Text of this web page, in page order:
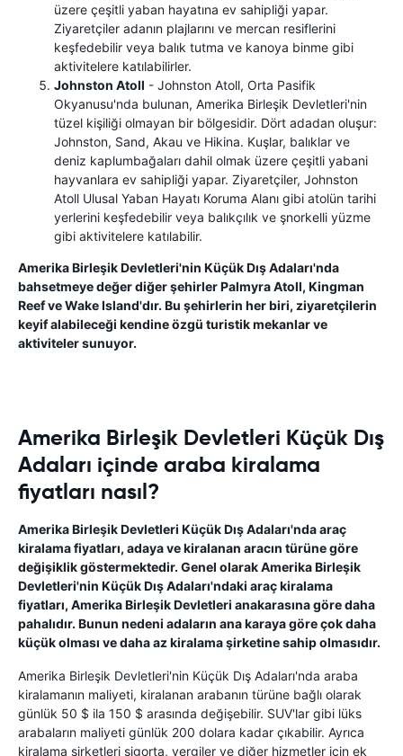
üzere çeşitli yaban hayatına ev sahipliği yapar.
Ziyaretçiler adanın plajlarını ve mercan resiflerini
keşfedebilir veya balık tutma ve kanoya binme gibi
aktivitelere katılabilirler.
Johnston Atoll - Johnston Atoll, Orta Pasifik
Okyanusu'nda bulunan, Amerika Birleşik Devletleri'nin
tüzel kişiliği olmayan bir bölgesidir. Dört adadan oluşur:
Johnston, Sand, Akau ve Hikina. Kuşlar, balıklar ve
deniz kaplumbağaları dahil olmak üzere çeşitli yabani
hayvanlara ev sahipliği yapar. Ziyaretçiler, Johnston
Atoll Ulusal Yaban Hayatı Koruma Alanı gibi atolün tarihi
yerlerini keşfedebilir veya balıkçılık ve şnorkelli yüzme
gibi aktivitelere katılabilir.
Amerika Birleşik Devletleri'nin Küçük Dış Adaları'nda
bahsetmeye değer diğer şehirler Palmyra Atoll, Kingman
Reef ve Wake Island'dır. Bu şehirlerin her biri, ziyaretçilerin
keyif alabileceği kendine özgü turistik mekanlar ve
aktiviteler sunuyor.
Amerika Birleşik Devletleri Küçük Dış
Adaları içinde araba kiralama
fiyatları nasıl?
Amerika Birleşik Devletleri Küçük Dış Adaları'nda araç
kiralama fiyatları, adaya ve kiralanan aracın türüne göre
değişiklik göstermektedir. Genel olarak Amerika Birleşik
Devletleri'nin Küçük Dış Adaları'ndaki araç kiralama
fiyatları, Amerika Birleşik Devletleri anakarasına göre daha
pahalıdır. Bunun nedeni adaların ana karaya göre çok daha
küçük olması ve daha az kiralama şirketine sahip olmasıdır.
Amerika Birleşik Devletleri'nin Küçük Dış Adaları'nda araba
kiralamanın maliyeti, kiralanan arabanın türüne bağlı olarak
günlük 50 $ ila 150 $ arasında değişebilir. SUV'lar gibi lüks
arabaların maliyeti günlük 200 dolara kadar çıkabilir. Ayrıca
kiralama şirketleri sigorta, vergiler ve diğer hizmetler için ek